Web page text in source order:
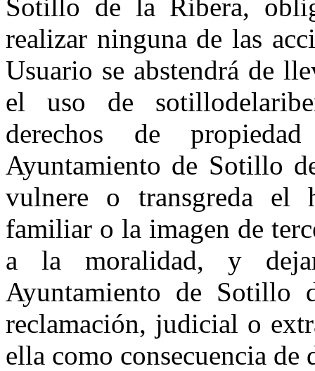
Sotillo de la Ribera,
realizar ninguna de las
Usuario se abstendrá de
el uso de
derechos de
Ayuntamiento de Sotillo
vulnere o transgreda el
familiar o la imagen de
a la moralidad, y
Ayuntamiento de Sotillo
reclamación, judicial o
ella como consecuencia de